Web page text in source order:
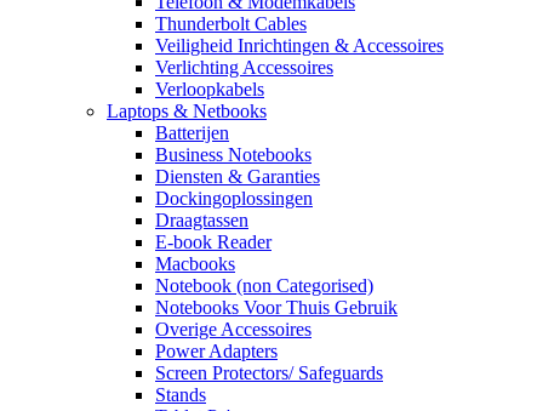
Thunderbolt Cables
Veiligheid Inrichtingen & Accessoires
Verlichting Accessoires
Verloopkabels
Laptops & Netbooks
Batterijen
Business Notebooks
Diensten & Garanties
Dockingoplossingen
Draagtassen
E-book Reader
Macbooks
Notebook (non Categorised)
Notebooks Voor Thuis Gebruik
Overige Accessoires
Power Adapters
Screen Protectors/ Safeguards
Stands